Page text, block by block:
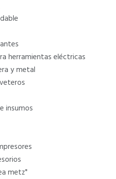
herramientas eléctricas
y metal
insumos
metz"